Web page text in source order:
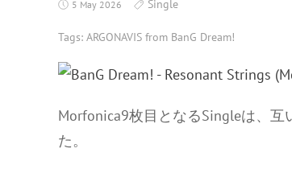
5 May 2026 Single
Tags: ARGONAVIS from BanG Dream!
Morfonica9枚目となるSingleは、
た。